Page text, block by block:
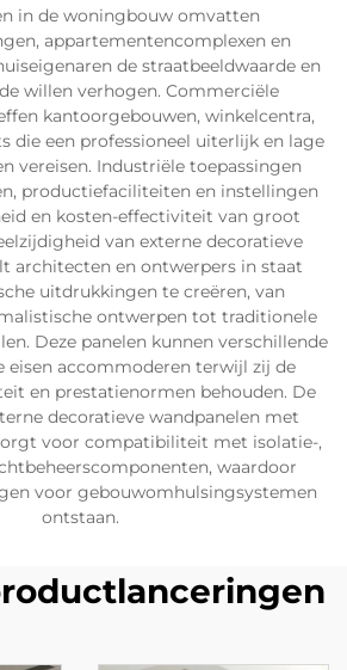
in de woningbouw omvatten
appartementencomplexen en
de straatbeeldwaarde en
willen verhogen. Commerciële
kantoorgebouwen, winkelcentra,
die een professioneel uiterlijk en lage
vereisen. Industriële toepassingen
productiefaciliteiten en instellingen
en kosten-effectiviteit van groot
van externe decoratieve
architecten en ontwerpers in staat
uitdrukkingen te creëren, van
ontwerpen tot traditionele
Deze panelen kunnen verschillende
eisen accommoderen terwijl zij de
en prestatienormen behouden. De
decoratieve wandpanelen met
voor compatibiliteit met isolatie-,
waardoor
voor gebouwomhulsingsystemen
ontstaan.